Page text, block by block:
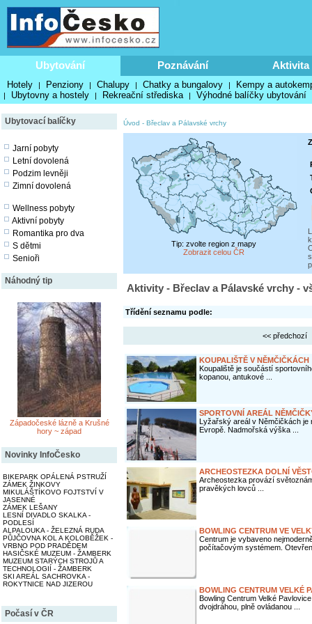
Ubytování Poznávání Aktivita
Hotely | Penziony | Chalupy | Chatky a bungalovy | Kempy a
| Ubytovny a hostely | Rekreační střediska | Výhodné balíčky ubytování
Ubytovací balíčky
Jarní pobyty
Letní dovolená
Podzim levněji
Zimní dovolená
Wellness pobyty
Aktivní pobyty
Romantika pro dva
S dětmi
Senioři
Náhodný tip
Západočeské lázně a Krušné
hory ~ západ
Novinky InfoČesko
BIKEPARK OPÁLENÁ PSTRUŽÍ
ZÁMEK ŽINKOVY
MIKULÁŠTÍKOVO FOJTSTVÍ V
JASENNÉ
ZÁMEK LEŠANY
LESNÍ DIVADLO SKALKA -
PODLESÍ
ALPALOUKA - ŽELEZNÁ RUDA
PŮJČOVNA KOL A KOLOBĚŽEK -
VRBNO POD PRADĚDEM
HASIČSKÉ MUZEUM - ŽAMBERK
MUZEUM STARÝCH STROJŮ A
TECHNOLOGIÍ - ŽAMBERK
SKI AREÁL SACHROVKA -
ROKYTNICE NAD JIZEROU
Počasí v ČR
Úvod - Břeclav a Pálavské vrchy
Tip: zvolte region z mapy
Zobrazit celou ČR
Aktivity - Břeclav a Pálavské vrchy -
Třídění seznamu podle:
<< předchozí
KOUPALIŠTĚ V NĚMČIČKÁCH
Koupaliště je součástí
kopanou, antukové ...
SPORTOVNÍ AREÁL
Lyžařský areál v Němčičkách je
Evropě. Nadmořská výška ...
ARCHEOSTEZKA DOLNÍ
Archeostezka provází
pravěkých lovců ...
BOWLING CENTRUM VE
Centrum je vybaveno
počítačovým systémem.
BOWLING CENTRUM VELKÉ
Bowling Centrum Velké
dvojdráhou, plně ovládanou ...